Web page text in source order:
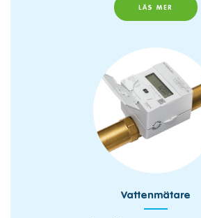
LÄS MER
Vattenmätare